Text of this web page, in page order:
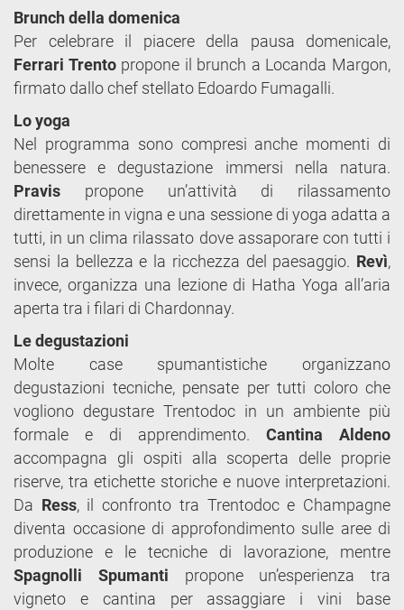
Brunch della domenica
Per celebrare il piacere della pausa domenicale,
Ferrari Trentopropone il brunch a Locanda Margon,
firmato dallo chef stellato Edoardo Fumagalli.
Lo yoga
Nel programma sono compresi anche momenti di
benessere e degustazione immersi nella natura.
Pravis propone un’attività di rilassamento
direttamente in vigna e una sessione di yoga adatta a
tutti, in un clima rilassato dove assaporare con tutti i
sensi la bellezza e la ricchezza del paesaggio. Revì,
invece, organizza una lezione di Hatha Yoga all’aria
aperta tra i filari di Chardonnay.
Le degustazioni
Molte case spumantistiche organizzano
degustazioni tecniche, pensate per tutti coloro che
vogliono degustare Trentodoc in un ambiente più
formale e di apprendimento. Cantina Aldeno
accompagna gli ospiti alla scoperta delle proprie
riserve, tra etichette storiche e nuove interpretazioni.
Da Ress, il confronto tra Trentodoc e Champagne
diventa occasione di approfondimento sulle aree di
produzione e le tecniche di lavorazione, mentre
Spagnolli Spumanti propone un’esperienza tra
vigneto e cantina per assaggiare i vini base